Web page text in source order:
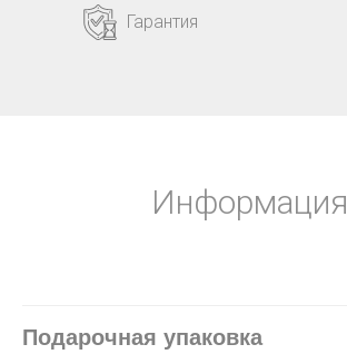
Гарантия
Информация
Подарочная упаковка